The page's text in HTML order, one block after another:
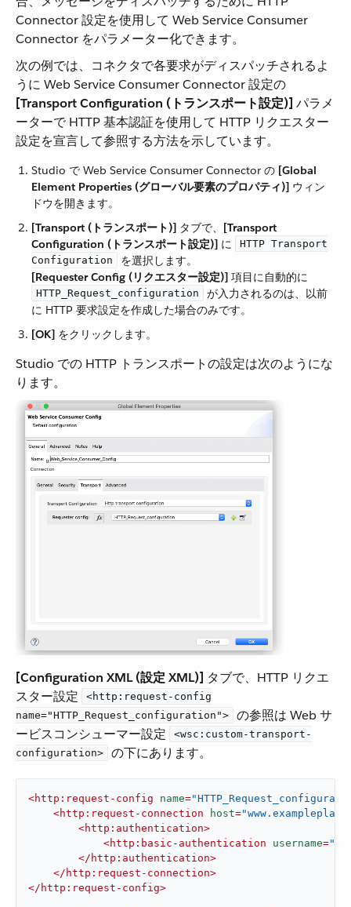
Connector 設定を使用して Web Service Consumer
Connector をパラメーター化できます。
次の例では、コネクタで各要求がディスパッチされるよ
うに Web Service Consumer Connector 設定の ​
[Transport Configuration (トランスポート設定)] ​ パラメ
ーターで HTTP 基本認証を使用して HTTP リクエスター
設定を宣言して参照する方法を示しています。
Studio で Web Service Consumer Connector の ​ [Global
Element Properties (グローバル要素のプロパティ)] ​ ウィン
ドウを開きます。
[Transport (トランスポート)] ​ タブで、​ [Transport
Configuration (トランスポート設定)] ​ に ​
HTTP Transport
Configuration
​ を選択します。
[Requester Config (リクエスター設定)] ​ 項目に自動的に ​
HTTP_Request_configuration
​ が入力されるのは、以前
に HTTP 要求設定を作成した場合のみです。
[OK] ​ をクリックします。
Studio での HTTP トランスポートの設定は次のようにな
ります。
[Configuration XML (設定 XML)] ​ タブで、HTTP リクエ
スター設定 ​
<http:request-config
name="HTTP_Request_configuration">
​ の参照は Web サ
ービスコンシューマー設定 ​
<wsc:custom-transport-
configuration>
​ の下にあります。
<http:request-config name=
<http:request-connection host=
<http:authentication>
<http:basic-authentication username=
</ http:authentication>
</ http:request-connection>
</ http:request-config>